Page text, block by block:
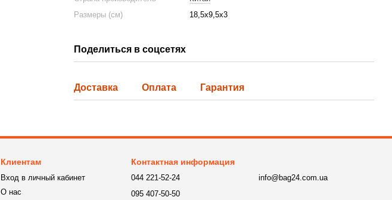
Размеры (см)
18,5х9,5х3
Поделиться в соцсетях
Доставка Оплата Гарантия
Клиентам
Вход в личный кабинет
О нас
Контактная информация
044 221-52-24
095 407-50-50
info@bag24.com.ua